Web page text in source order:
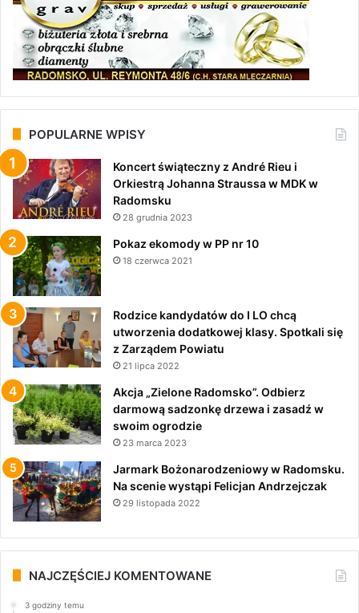
POPULARNE WPISY
Koncert świąteczny z André Rieu i
Orkiestrą Johanna Straussa w MDK w
Radomsku
28 grudnia 2023
Pokaz ekomody w PP nr 10
18 czerwca 2021
Rodzice kandydatów do I LO chcą
utworzenia dodatkowej klasy. Spotkali się
z Zarządem Powiatu
21 lipca 2022
Akcja „Zielone Radomsko”. Odbierz
darmową sadzonkę drzewa i zasadź w
swoim ogrodzie
23 marca 2023
Jarmark Bożonarodzeniowy w Radomsku.
Na scenie wystąpi Felicjan Andrzejczak
29 listopada 2022
NAJCZĘŚCIEJ KOMENTOWANE
3 godziny temu